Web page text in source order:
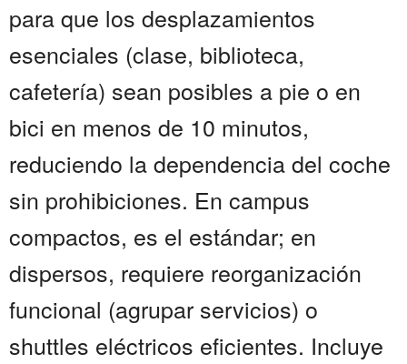
para que los desplazamientos
esenciales (clase, biblioteca,
cafetería) sean posibles a pie o en
bici en menos de 10 minutos,
reduciendo la dependencia del coche
sin prohibiciones. En campus
compactos, es el estándar; en
dispersos, requiere reorganización
funcional (agrupar servicios) o
shuttles eléctricos eficientes. Incluye